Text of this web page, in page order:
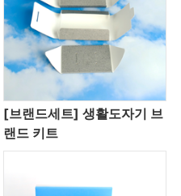
[브랜드세트] 생활도자기 브
랜드 키트